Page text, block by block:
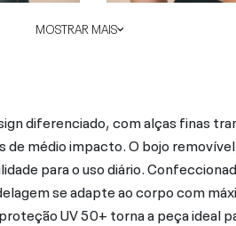
MOSTRAR MAIS
diferenciado, com alças finas
médio impacto. O bojo
para o uso diário.
se adapte ao corpo com
UV 50+ torna a peça ideal